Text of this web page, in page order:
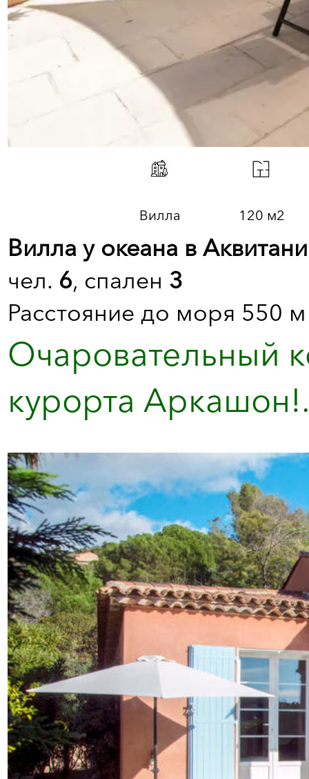
Вилла 120 м2
Вилла у океана в
чел. 6, спален 3
Расстояние до моря 550 м
Очаровательный
курорта